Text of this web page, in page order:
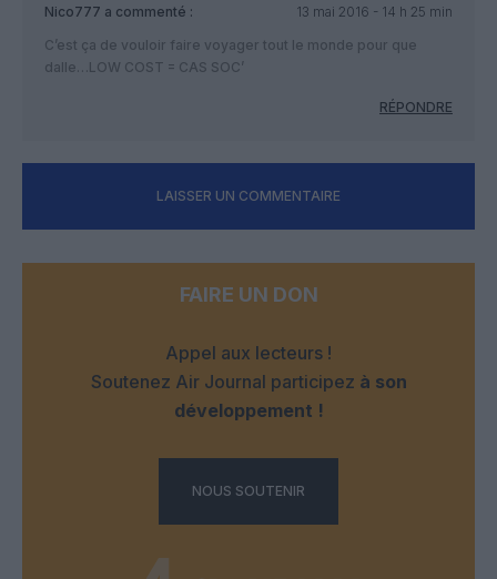
Nico777 a commenté :
13 mai 2016 - 14 h 25 min
C’est ça de vouloir faire voyager tout le monde pour que
dalle…LOW COST = CAS SOC’
RÉPONDRE
LAISSER UN COMMENTAIRE
FAIRE UN DON
Appel aux lecteurs !
Soutenez Air Journal participez à son
développement !
NOUS SOUTENIR